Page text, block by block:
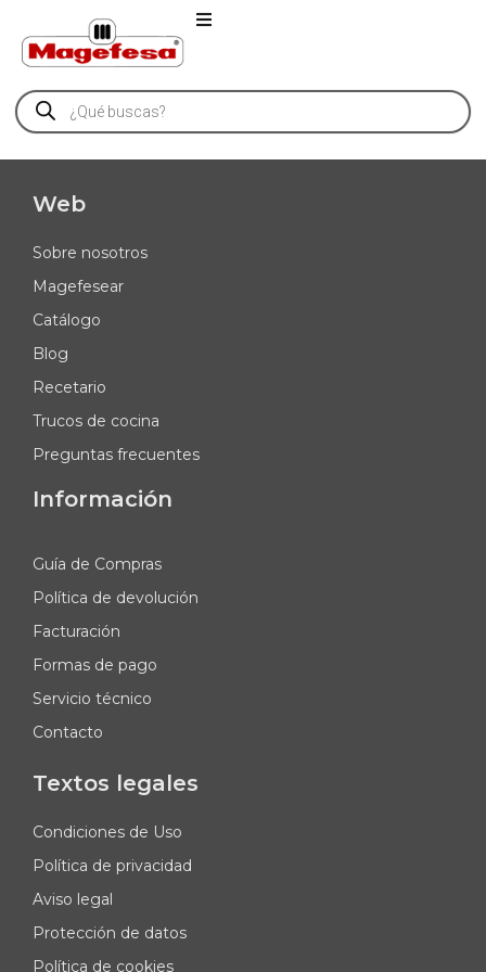
Web
Sobre nosotros
Magefesear
Catálogo
Blog
Recetario
Trucos de cocina
Preguntas frecuentes
Información
Guía de Compras
Política de devolución
Facturación
Formas de pago
Servicio técnico
Contacto
Textos legales
Condiciones de Uso
Política de privacidad
Aviso legal
Protección de datos
Política de cookies